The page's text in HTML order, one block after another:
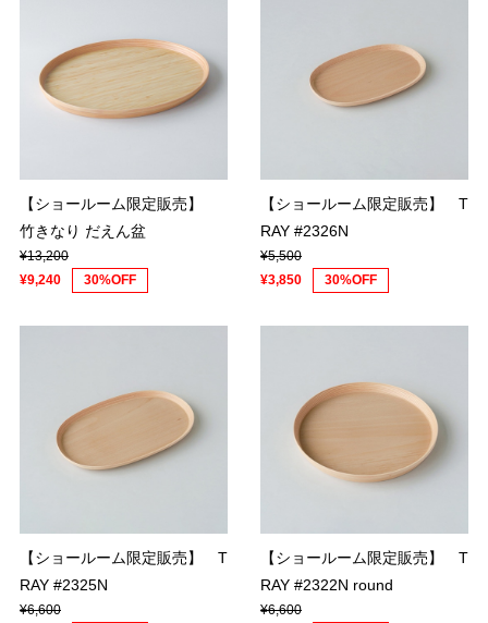
【ショールーム限定販売】
竹きなり だえん盆
¥13,200
¥9,240
30%OFF
【ショールーム限定販売】 T
RAY #2326N
¥5,500
¥3,850
30%OFF
【ショールーム限定販売】 T
RAY #2325N
¥6,600
【ショールーム限定販売】 T
RAY #2322N round
¥6,600